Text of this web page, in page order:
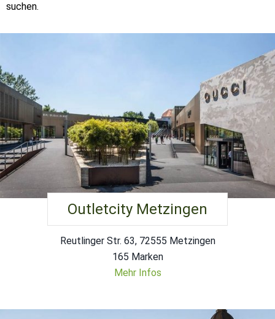
suchen.
Outletcity Metzingen
Reutlinger Str. 63, 72555 Metzingen
165 Marken
Mehr Infos